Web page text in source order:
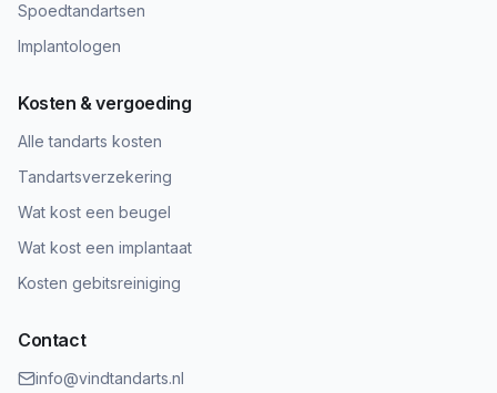
Spoedtandartsen
Implantologen
Kosten & vergoeding
Alle tandarts kosten
Tandartsverzekering
Wat kost een beugel
Wat kost een implantaat
Kosten gebitsreiniging
Contact
info@vindtandarts.nl